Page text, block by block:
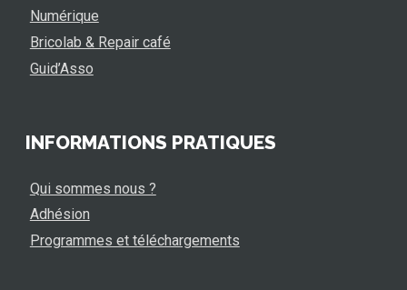
Numérique
Bricolab & Repair café
Guid’Asso
INFORMATIONS PRATIQUES
Qui sommes nous ?
Adhésion
Programmes et téléchargements